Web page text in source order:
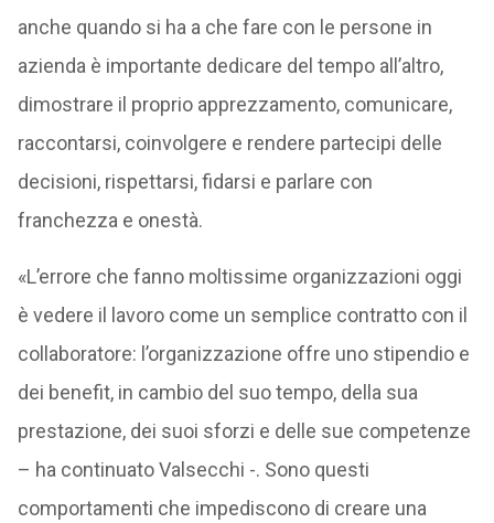
anche quando si ha a che fare con le persone in
azienda è importante dedicare del tempo all’altro,
dimostrare il proprio apprezzamento, comunicare,
raccontarsi, coinvolgere e rendere partecipi delle
decisioni, rispettarsi, fidarsi e parlare con
franchezza e onestà.
«L’errore che fanno moltissime organizzazioni oggi
è vedere il lavoro come un semplice contratto con il
collaboratore: l’organizzazione offre uno stipendio e
dei benefit, in cambio del suo tempo, della sua
prestazione, dei suoi sforzi e delle sue competenze
– ha continuato Valsecchi -. Sono questi
comportamenti che impediscono di creare una